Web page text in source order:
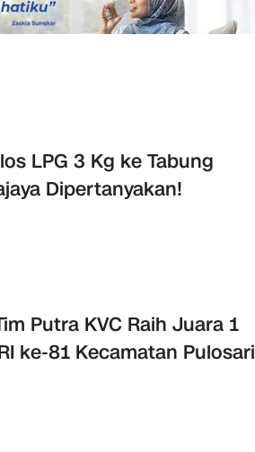
LPG 3 Kg ke Tabung
Dipertanyakan!
Putra KVC Raih Juara 1
ke-81 Kecamatan Pulosari